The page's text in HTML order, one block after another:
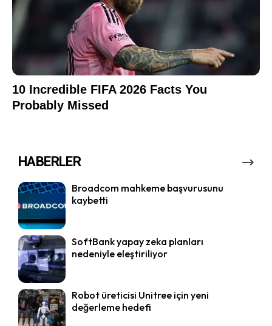
HABERLER
Broadcom mahkeme başvurusunu
kaybetti
SoftBank yapay zeka planları
nedeniyle eleştiriliyor
Robot üreticisi Unitree için yeni
değerleme hedefi